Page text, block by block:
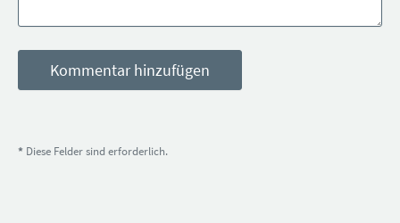
* Diese Felder sind erforderlich.